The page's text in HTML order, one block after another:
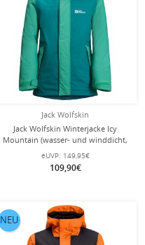
Jack Wolfskin
Jack Wolfskin Winterjacke Icy
Mountain (wasser- und winddicht,
atmungsaktiv,warm) türkis
Jugendliche
eUVP: 149,95€
109,90€
NEU